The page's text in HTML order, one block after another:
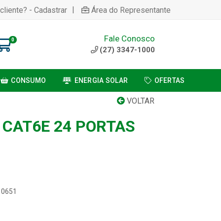
- Cadastrar | Área do Representante
0 Fale Conosco
(27) 3347-1000
CONSUMO ENERGIA SOLAR OFERTAS
VOLTAR
24 PORTAS